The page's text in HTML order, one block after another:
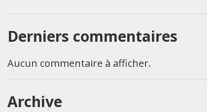
Derniers commentaires
Aucun commentaire à afficher.
Archive